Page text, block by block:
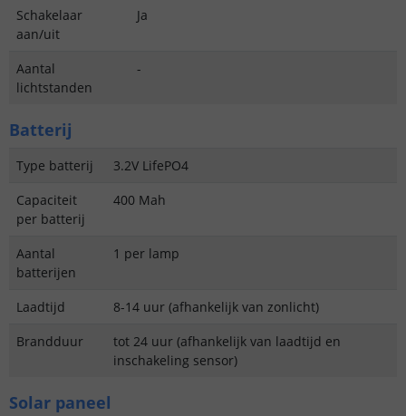
Schakelaar
aan/uit
Ja
Aantal
lichtstanden
-
Batterij
Type batterij
3.2V LifePO4
Capaciteit
per batterij
400 Mah
Aantal
batterijen
1 per lamp
Laadtijd
8-14 uur (afhankelijk van zonlicht)
Brandduur
tot 24 uur (afhankelijk van laadtijd en
inschakeling sensor)
Solar paneel